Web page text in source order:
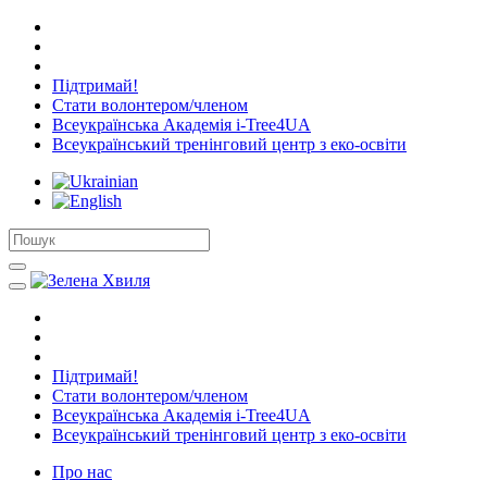
Підтримай!
Стати волонтером/членом
Всеукраїнська Академія i-Tree4UA
Всеукраїнський тренінговий центр з еко-освіти
Підтримай!
Стати волонтером/членом
Всеукраїнська Академія i-Tree4UA
Всеукраїнський тренінговий центр з еко-освіти
Про нас